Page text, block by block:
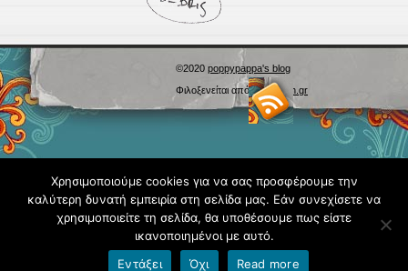
©2020 poppypappa's blog
Φιλοξενείται απόBlogs.sch.gr
Χρησιμοποιούμε cookies για να σας προσφέρουμε την
καλύτερη δυνατή εμπειρία στη σελίδα μας. Εάν συνεχίσετε να
χρησιμοποιείτε τη σελίδα, θα υποθέσουμε πως είστε
ικανοποιημένοι με αυτό.
Εντάξει
Όχι Read more